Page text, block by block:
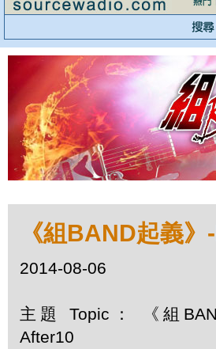
《組BAND起義
2014-08-06
主題 Topic： 《組
After10